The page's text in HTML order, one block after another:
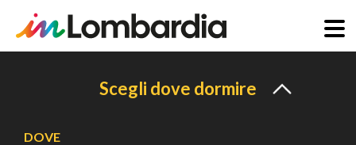
Scegli dove dormire
DOVE